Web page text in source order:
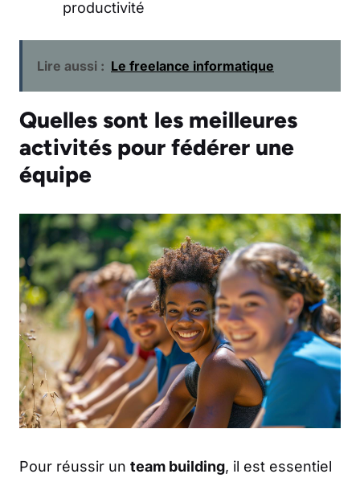
productivité
Lire aussi : Le freelance informatique
Quelles sont les meilleures
activités pour fédérer une
équipe
Pour réussir un team building, il est essentiel